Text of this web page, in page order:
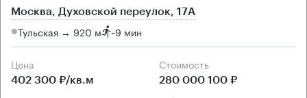
Москва, Духовской переулок, 17А
Тульская → 920 м ~9 мин
Цена
402 300 ₽/кв.м
Cтоимость
280 000 100 ₽